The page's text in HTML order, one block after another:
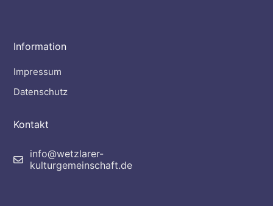
Information
Impressum
Datenschutz
Kontakt
info@wetzlarer-
kulturgemeinschaft.de